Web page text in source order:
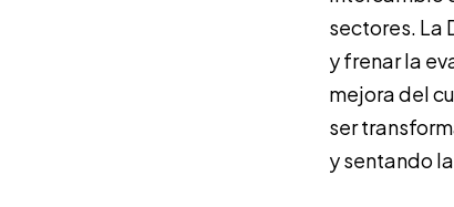
sectores. La
y frenar la
mejora del
ser
y sentando